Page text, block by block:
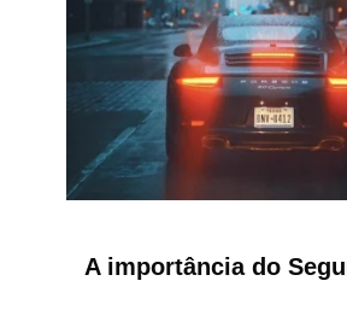
A importância do